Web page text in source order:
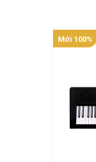
Mới 100%